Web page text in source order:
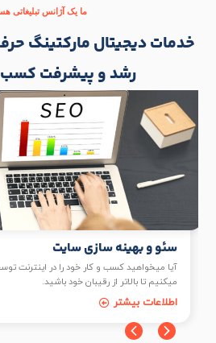
ما یک آژانس تبلیغاتی
خدمات دیجیتال مارکتینگ
رشد و پیشرفت کسب
سئو و بهینه سازی سایت
آیا میخواهید کسب و کار خود را در اینترنت
میکنیم تا بالاتر از رقیبان خود باشید.
اطلاعات بیشتر